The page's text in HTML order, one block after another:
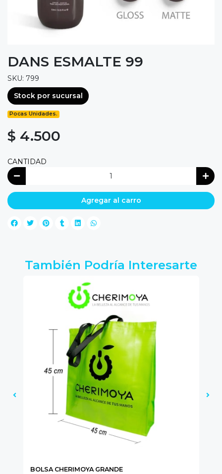
DANS ESMALTE 99
SKU: 799
Stock por sucursal
Pocas Unidades.
$ 4.500
CANTIDAD
Agregar al carro
También Podría Interesarte
BOLSA CHERIMOYA GRANDE